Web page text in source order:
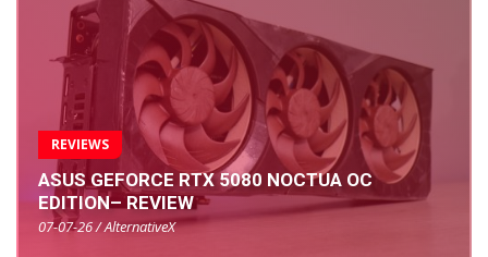
REVIEWS
ASUS GEFORCE RTX 5080 NOCTUA OC
EDITION– REVIEW
07-07-26 / AlternativeX